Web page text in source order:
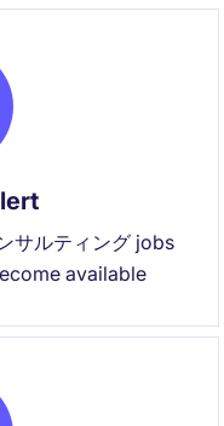
サルティング jobs
available